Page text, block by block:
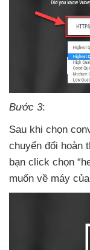
Bước 3:
Sau khi chọn
chuyển đổi hoàn
bạn click chọn
muốn về máy